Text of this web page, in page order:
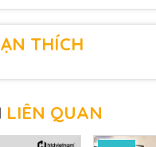
THÍCH
LIÊN QUAN